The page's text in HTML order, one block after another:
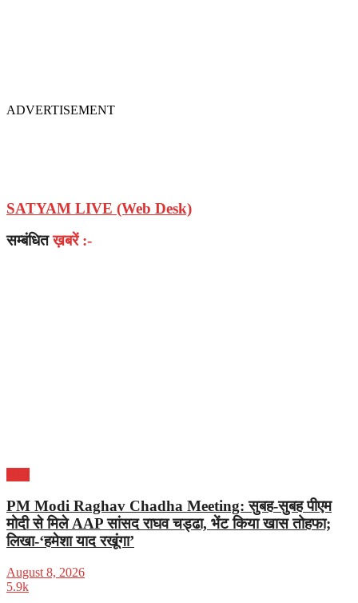
ADVERTISEMENT
SATYAM LIVE (Web Desk)
सम्बंधितख़बरें :-
PM Modi Raghav Chadha Meeting: सुबह-सुबह पीएम
मोदी से मिले AAP सांसद राघव चड्ढा, भेंट किया खास तोहफा;
लिखा-‘हमेशा याद रखूंगा’
August 8, 2026
5.9k